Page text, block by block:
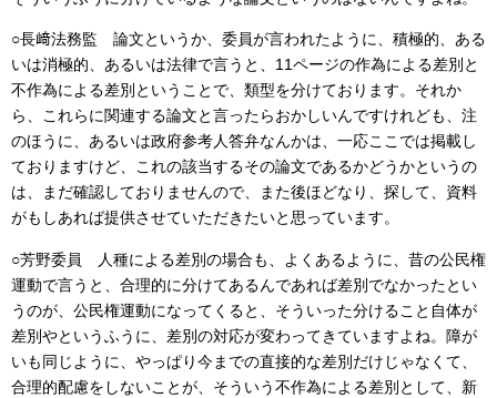
○長﨑法務監 論文というか、委員が言われたように、積極的、ある
いは消極的、あるいは法律で言うと、11ページの作為による差別と
不作為による差別ということで、類型を分けております。それか
ら、これらに関連する論文と言ったらおかしいんですけれども、注
のほうに、あるいは政府参考人答弁なんかは、一応ここでは掲載し
ておりますけど、これの該当するその論文であるかどうかというの
は、まだ確認しておりませんので、また後ほどなり、探して、資料
がもしあれば提供させていただきたいと思っています。
○芳野委員 人種による差別の場合も、よくあるように、昔の公民権
運動で言うと、合理的に分けてあるんであれば差別でなかったとい
うのが、公民権運動になってくると、そういった分けること自体が
差別やというふうに、差別の対応が変わってきていますよね。障が
いも同じように、やっぱり今までの直接的な差別だけじゃなくて、
合理的配慮をしないことが、そういう不作為による差別として、新